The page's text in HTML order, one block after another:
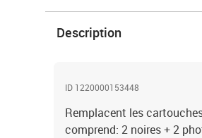
Description
ID 1220000153448
Remplacent les
comprend: 2 noires + 2